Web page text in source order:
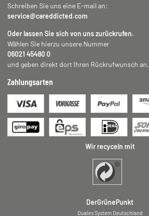
Schreiben Sie uns eine E-mail an:
service@careddicted.com
Oder lassen Sie sich von uns zurückrufen.
Wählen Sie hierzu unsere Nummer
06021 45480 0
und geben direkt dort Ihren Rückrufwunsch an.
Zahlungsarten
Wir recyceln mit
DerGrünePunkt
Duales System Deutschland